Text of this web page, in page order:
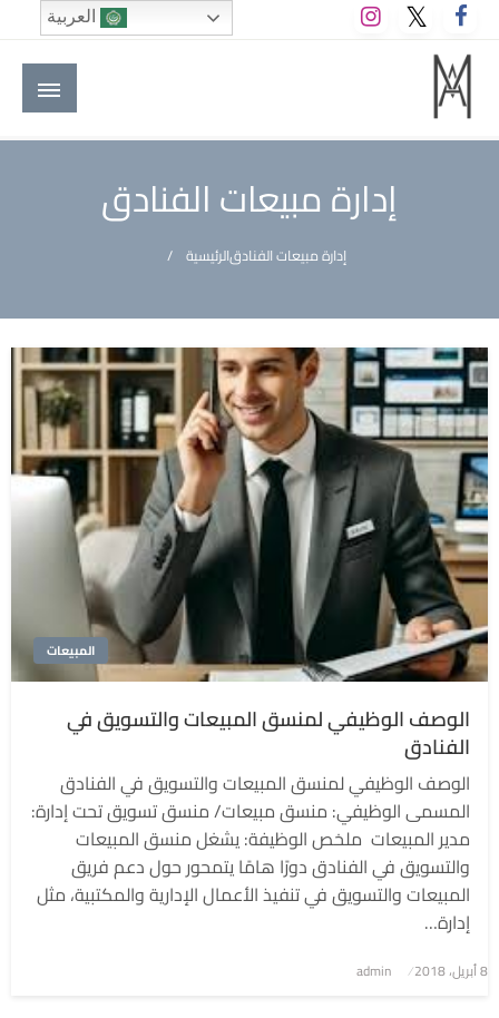
التخطي
إلى
المحتوى
M A hotels | إم ايه هوتيلز
الموقع الأول للعاملين في الفنادق في العالم العربي
إدارة مبيعات الفنادق
الرئيسيةإدارة مبيعات الفنادق
المبيعات
الوصف الوظيفي لمنسق المبيعات والتسويق في
الفنادق
الوصف الوظيفي لمنسق المبيعات والتسويق في الفنادق
المسمى الوظيفي: منسق مبيعات/ منسق تسويق تحت إدارة:
مدير المبيعات ملخص الوظيفة: يشغل منسق المبيعات
والتسويق في الفنادق دورًا هامًا يتمحور حول دعم فريق
المبيعات والتسويق في تنفيذ الأعمال الإدارية والمكتبية، مثل
إدارة…
نُشر
8 أبريل، 2018 admin
العربية